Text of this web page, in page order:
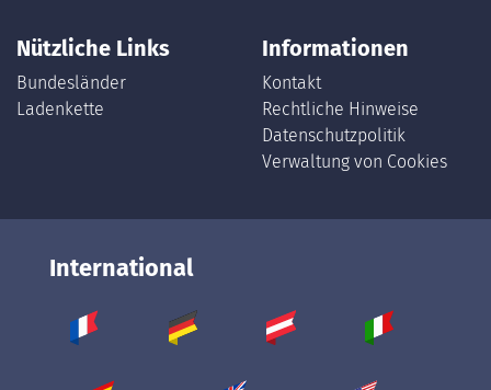
Nützliche Links
Bundesländer
Ladenkette
Informationen
Kontakt
Rechtliche Hinweise
Datenschutzpolitik
Verwaltung von Cookies
International